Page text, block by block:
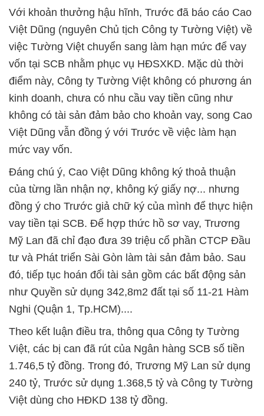
Với khoản thưởng hậu hĩnh, Trước đã báo cáo Cao
Việt Dũng (nguyên Chủ tịch Công ty Tường Việt) về
việc Tường Việt chuyển sang làm hạn mức để vay
vốn tại SCB nhằm phục vụ HĐSXKD. Mặc dù thời
điểm này, Công ty Tường Việt không có phương án
kinh doanh, chưa có nhu cầu vay tiền cũng như
không có tài sản đảm bảo cho khoản vay, song Cao
Việt Dũng vẫn đồng ý với Trước về việc làm hạn
mức vay vốn.
Đáng chú ý, Cao Việt Dũng không ký thoả thuận
của từng lần nhận nợ, không ký giấy nợ... nhưng
đồng ý cho Trước giả chữ ký của mình để thực hiện
vay tiền tại SCB. Để hợp thức hồ sơ vay, Trương
Mỹ Lan đã chỉ đạo đưa 39 triệu cổ phần CTCP Đầu
tư và Phát triển Sài Gòn làm tài sản đảm bảo. Sau
đó, tiếp tục hoán đổi tài sản gồm các bất động sản
như Quyền sử dụng 342,8m2 đất tại số 11-21 Hàm
Nghi (Quận 1, Tp.HCM)....
Theo kết luận điều tra, thông qua Công ty Tường
Việt, các bị can đã rút của Ngân hàng SCB số tiền
1.746,5 tỷ đồng. Trong đó, Trương Mỹ Lan sử dụng
240 tỷ, Trước sử dụng 1.368,5 tỷ và Công ty Tường
Việt dùng cho HĐKD 138 tỷ đồng.